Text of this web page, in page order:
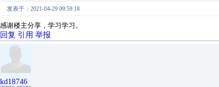
发表于：2021-04-29 09:59:18
感谢楼主分享，学习学习。
回复 引用 举报
kd18746